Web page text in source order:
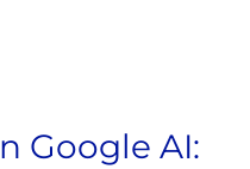
Google AI: